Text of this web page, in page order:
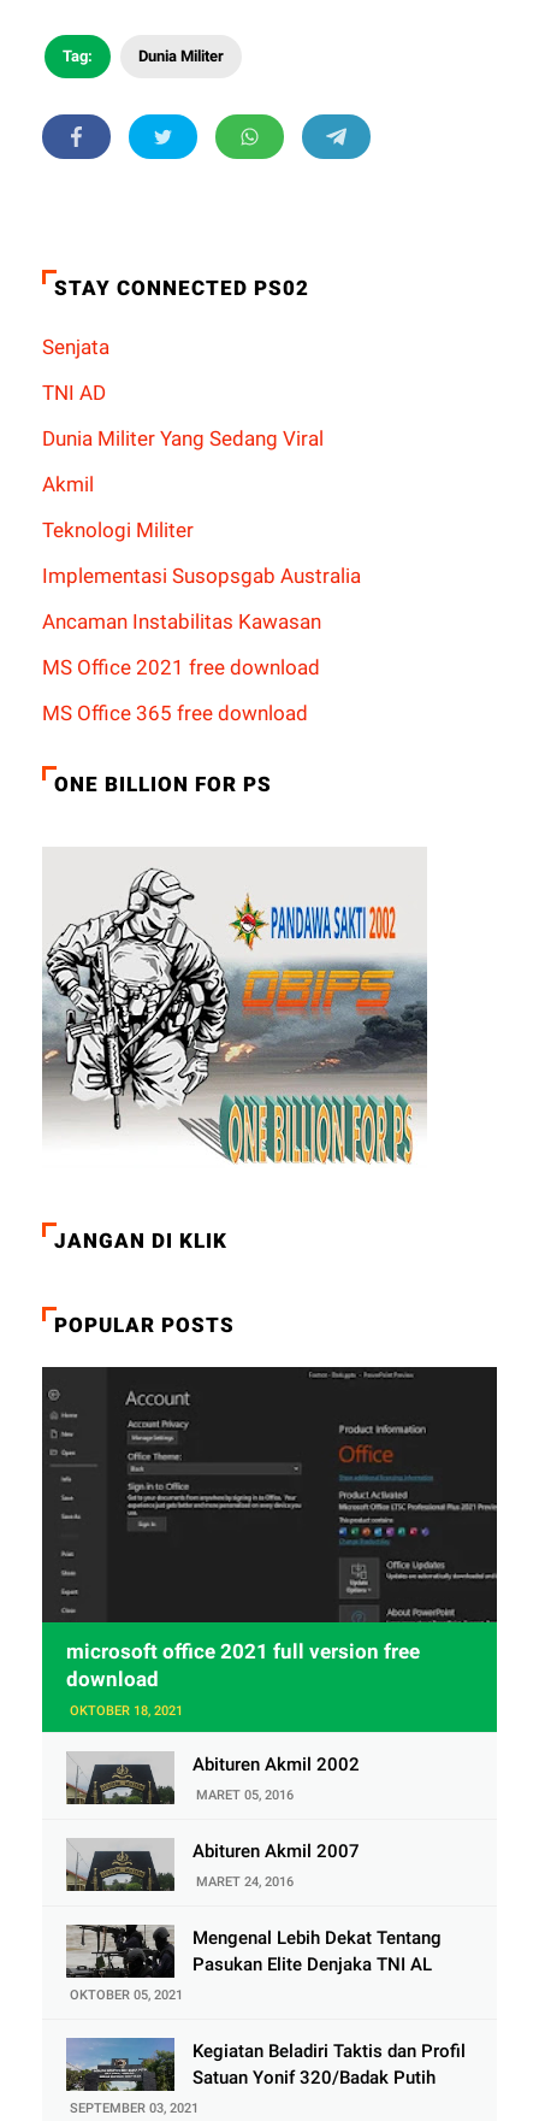
Tag: Dunia Militer
STAY CONNECTED PS02
Senjata
TNI AD
Dunia Militer Yang Sedang Viral
Akmil
Teknologi Militer
Implementasi Susopsgab Australia
Ancaman Instabilitas Kawasan
MS Office 2021 free download
MS Office 365 free download
ONE BILLION FOR PS
JANGAN DI KLIK
POPULAR POSTS
microsoft office 2021 full version free
download
OKTOBER 18, 2021
Abituren Akmil 2002
MARET 05, 2016
Abituren Akmil 2007
MARET 24, 2016
Mengenal Lebih Dekat Tentang
Pasukan Elite Denjaka TNI AL
OKTOBER 05, 2021
Kegiatan Beladiri Taktis dan Profil
Satuan Yonif 320/Badak Putih
SEPTEMBER 03, 2021